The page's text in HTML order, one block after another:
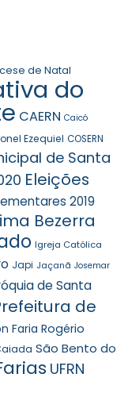
de Natal
do
CAERN Caicó
Ezequiel COSERN
de Santa
Eleições
2019
Bezerra
Igreja Católica
Japi Jaçanã Josemar
de Santa
de
Faria Rogério
São Bento do
UFRN